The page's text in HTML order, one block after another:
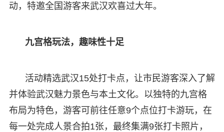
动，特邀全国游客来武汉欢喜过大年。
九宫格玩法，趣味性十足
活动精选武汉15处打卡点，让市民游客深入了解
并体验武汉魅力景色与本土文化。以独特的九宫格
布局为特色，游客可前往任意9个点位打卡游玩，在
每一处完成人景合拍1张，最终集满9张打卡照片，